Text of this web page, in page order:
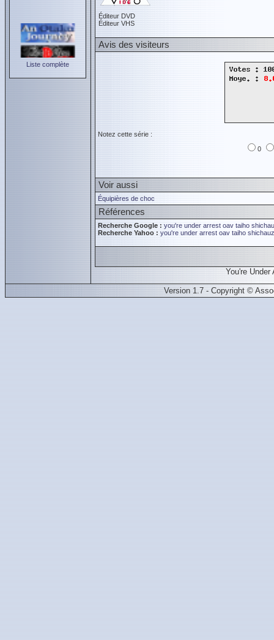
Liste complète
Éditeur DVD
Éditeur VHS
Avis des visiteurs
Notez cette série :
0
Voir aussi
Équipières de choc
Références
Recherche Google : you're under arrest oav taiho
Recherche Yahoo : you're under arrest oav taiho
You're
Version 1.7 - Copyright ©